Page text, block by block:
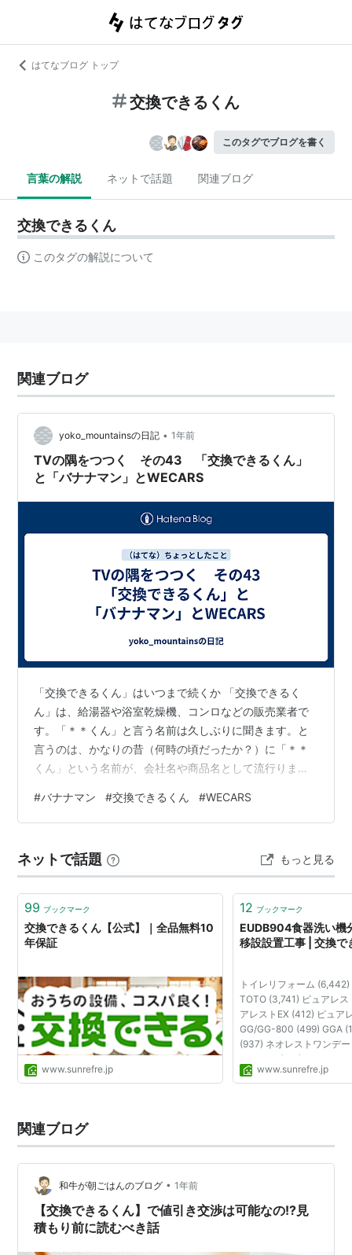
はてなブログ トップ
交換できるくん
このタグでブログを書く
言葉の解説 ネットで話題 関連ブログ
交換できるくん
このタグの解説について
関連ブログ
yoko_mountainsの日記 • 1年前
TVの隅をつつく その43 「交換できるくん」
と「バナナマン」とWECARS
「交換できるくん」はいつまで続くか 「交換できるく
ん」は、給湯器や浴室乾燥機、コンロなどの販売業者で
す。「＊＊くん」と言う名前は久しぶりに聞きます。と
言うのは、かなりの昔（何時の頃だったか？）に「＊＊
くん」という名前が、会社名や商品名として流行りまし
っていない。調べたことはないけど、「＊＊くん」とい
う名前は、TVや新聞などでも聞いたことは無い。こうい
と思う。 「バナナマン」のAgodaのテレビCMは無くな
った しばらく前まで、AgodaはTVネタになっていた。私
のブログでも書いています。 202…
#バナナマン #交換できるくん #WECARS
ネットで話題 もっと見る
99 ブックマーク
交換できるくん【公式】｜全品無料10
年保証
www.sunrefre.jp
12 ブックマーク
EUDB904食器洗い機
移設設置工事 | 交換で
トイレリフォーム
TOTO (3,741) ピュアレ
アレストEX (412) ピュア
GG/GG-800 (499) GGA
(937) ネオレストワンデ
ストパル (215) パナソニ
ノV (544) アラウーノ
www.sunrefre.jp
関連ブログ
和牛が朝ごはんのブログ • 1年前
【交換できるくん】で値引き交渉は可能なの!?見
積もり前に読むべき話